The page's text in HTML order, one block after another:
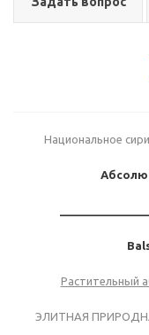
Национальное
Растительный
ЭЛИТНАЯ